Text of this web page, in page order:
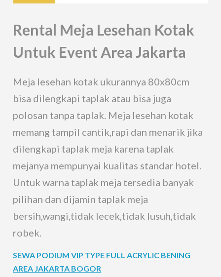
Rental Meja Lesehan Kotak
Untuk Event Area Jakarta
Meja lesehan kotak ukurannya 80x80cm
bisa dilengkapi taplak atau bisa juga
polosan tanpa taplak. Meja lesehan kotak
memang tampil cantik,rapi dan menarik jika
dilengkapi taplak meja karena taplak
mejanya mempunyai kualitas standar hotel.
Untuk warna taplak meja tersedia banyak
pilihan dan dijamin taplak meja
bersih,wangi,tidak lecek,tidak lusuh,tidak
robek.
SEWA PODIUM VIP TYPE FULL ACRYLIC BENING
AREA JAKARTA BOGOR